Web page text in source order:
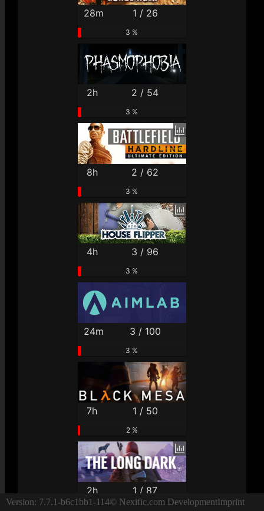
28m 1 / 26
3 %
2h 2 / 54
3 %
8h 2 / 62
3 %
4h 3 / 96
3 %
24m 3 / 100
3 %
7h 1 / 50
2 %
2h 1 / 87
Version: 7.7.1-b6c1bb1-114© Nexific.com DevelopmentImprint